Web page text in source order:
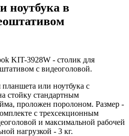
ноутбука в
KIT-3928W - столик для
с видеоголовой.
планшета или ноутбука с
стойку стандартным
проложен поролоном. Размер -
с трехсекционным
и максимальной рабочей
нагрузкой - 3 кг.